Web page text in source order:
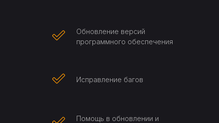
Обновление версий
программного обеспечения
Исправление багов
Помощь в обновлении и